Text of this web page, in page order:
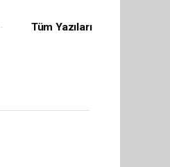
Tüm Yazıları